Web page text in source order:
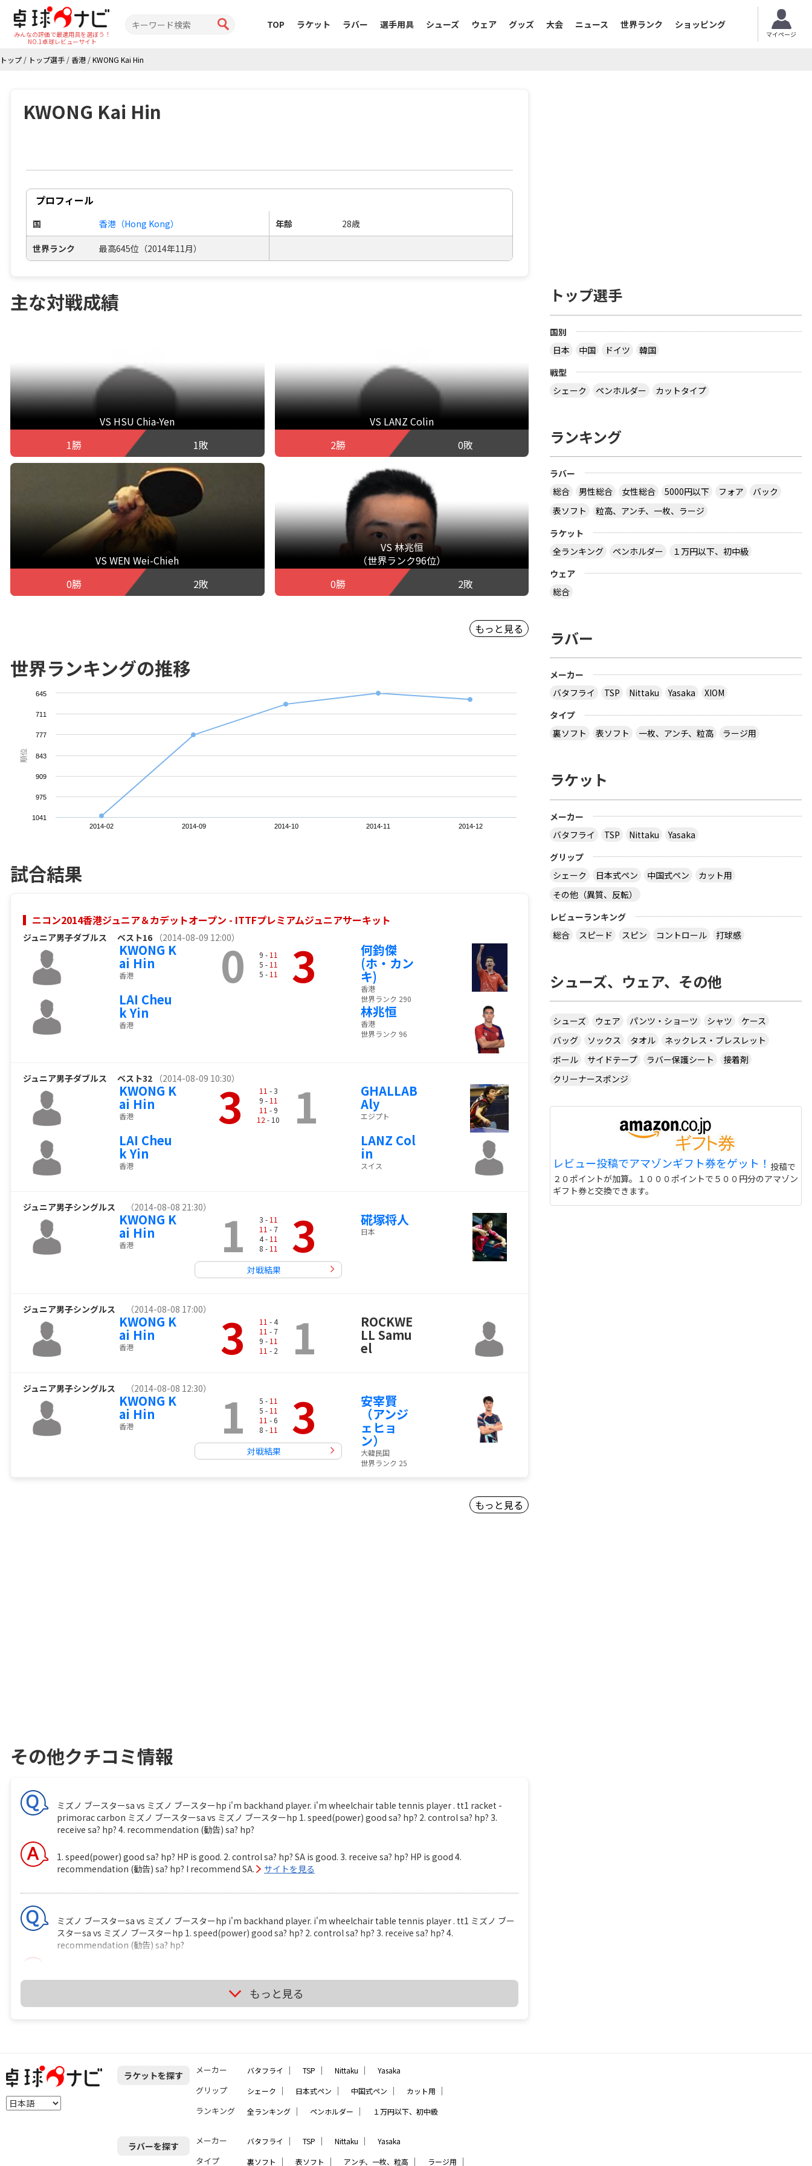
みんなの評価で最適用具を選ぼう！
NO.1卓球レビューサイト
TOP ラケット ラバー 選手用具 シューズ ウェア グッズ 大会 ニュース 世界ランク ショッピング
マイページ
トップ / トップ選手 / 香港 /KWONG Kai Hin
KWONG Kai Hin
プロフィール
国 香港（Hong Kong） 年齢 28歳
世界ランク 最高645位（2014年11月）
主な対戦成績
VS HSU Chia-Yen
1勝
1敗
VS LANZ Colin
2勝
0敗
VS WEN Wei-Chieh
0勝
2敗
VS 林兆恒
（世界ランク96位）
0勝
2敗
もっと見る
世界ランキングの推移
順位
2014-02 2014-09 2014-10 2014-11 2014-12
645
711
777
843
909
975
1041
試合結果
ニコン2014香港ジュニア＆カデットオープン - ITTFプレミアムジュニアサーキット
ジュニア男子ダブルス ベスト16 （2014-08-09 12:00）
KWONG K
ai Hin
香港
LAI Cheu
k Yin
香港
0 9 - 11
5 - 11
5 - 11 3 何鈞傑
(ホ・カン
キ)
香港
世界ランク 290
林兆恒
香港
世界ランク 96
ジュニア男子ダブルス ベスト32 （2014-08-09 10:30）
KWONG K
ai Hin
香港
LAI Cheu
k Yin
香港
3 11 - 3
9 - 11
11 - 9
12 - 10 1 GHALLAB
Aly
エジプト
LANZ Col
in
スイス
ジュニア男子シングルス （2014-08-08 21:30）
KWONG K
ai Hin
香港 1 3 - 11
11 - 7
4 - 11
8 - 11 3
対戦結果
硴塚将人
日本
ジュニア男子シングルス （2014-08-08 17:00）
KWONG K
ai Hin
香港 3 11 - 4
11 - 7
9 - 11
11 - 2 1 ROCKWE
LL Samu
el
ジュニア男子シングルス （2014-08-08 12:30）
KWONG K
ai Hin
香港 1 5 - 11
5 - 11
11 - 6
8 - 11 3
対戦結果
安宰賢
（アンジ
ェヒョ
ン）
大韓民国
世界ランク 25
もっと見る
その他クチコミ情報
ミズノ ブースターsa vs ミズノ ブースターhp i'm backhand player. i'm wheelchair table tennis player . tt1 racket -
primorac carbon ミズノ ブースターsa vs ミズノ ブースターhp 1. speed(power) good sa? hp? 2. control sa? hp? 3.
receive sa? hp? 4. recommendation (勧告) sa? hp?
1. speed(power) good sa? hp? HP is good. 2. control sa? hp? SA is good. 3. receive sa? hp? HP is good 4.
recommendation (勧告) sa? hp? I recommend SA.
サイトを見る
ミズノ ブースターsa vs ミズノ ブースターhp i'm backhand player. i'm wheelchair table tennis player . tt1 ミズノ ブー
スターsa vs ミズノ ブースターhp 1. speed(power) good sa? hp? 2. control sa? hp? 3. receive sa? hp? 4.
recommendation (勧告) sa? hp?
carbon fibre, glass fibre or compressed paper, but shall not be thicker than 7.5% of the total thickness or
0.35mm, whichever is the smaller. 少なくとも、ブレード（ボールを打つ、平らな部分）の厚さで 85% は天然木材でな
くてはならない。ブレードの接着層はカーボンファイバー、グラスファイバー あるいは 圧縮紙などの線維状物質（線維
材）で補強しても構わないが、全体の厚さの7.5% あるいは 0.35mm いずれも超えてはならない ――――――――――――――――――――――――― を読み、疑問だったの
は 「２つある文のうち、２つ目は不要じゃない？」 ってことでした ブレードの厚さで 85% は天然木材でなくてはならな
下 になるので、わざわざ書くこともないだろう？ ということです でも、2枚合板なら接着層 15% もありえますね 【質
問】 （１）卓球のラケットに２枚合板なんてあるの？ （２）ペンラケットで フォア面に近い所に 厚い接着層を入れる想
もっと見る
トップ選手
国別
日本
中国 ドイツ
韓国
戦型
シェーク
ペンホルダー カットタイプ
ランキング
ラバー
総合
男性総合 女性総合 5000円以下 フォア
バック
表ソフト
粒高、アンチ、一枚、ラージ
ラケット
全ランキング
ペンホルダー
１万円以下、初中級
ウェア
総合
ラバー
メーカー
バタフライ
TSP Nittaku Yasaka
XIOM
タイプ
裏ソフト
表ソフト 一枚、アンチ、粒高 ラージ用
ラケット
メーカー
バタフライ
TSP Nittaku
Yasaka
グリップ
シェーク
日本式ペン 中国式ペン
カット用
その他（異質、反転）
レビューランキング
総合
スピード スピン コントロール 打球感
シューズ、ウェア、その他
シューズ ウェア パンツ・ショーツ シャツ
ケース
バッグ
ソックス タオル
ネックレス・ブレスレット
ボール
サイドテープ ラバー保護シート
接着剤
クリーナースポンジ
レビュー投稿でアマゾンギフト券をゲット！ 投稿で
２０ポイントが加算。１０００ポイントで５００円分のアマゾン
ギフト券と交換できます。
ラケットを探す メーカー バタフライ ｜ TSP ｜ Nittaku ｜ Yasaka
グリップ シェーク ｜ 日本式ペン ｜ 中国式ペン ｜ カット用 ｜
ランキング 全ランキング ｜ ペンホルダー ｜ １万円以下、初中級
ラバーを探す メーカー バタフライ ｜ TSP ｜ Nittaku ｜ Yasaka
タイプ 裏ソフト ｜ 表ソフト ｜ アンチ、一枚、粒高 ｜ ラージ用 ｜